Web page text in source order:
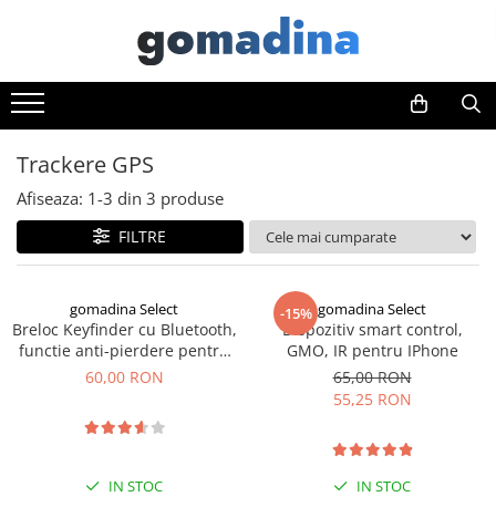
Toate Produsele
Gadgeturi smart
Portofele smart
Ingrijire personala
personala
Articole Sanatate & Wellness
Cosmetice & Produse ingrijire
Parfumuri cu feromoni
Produse albire si curatare dinti
Trackere GPS
Afiseaza: 1-3 din 3 produse
FILTRE
gomadina Select
Breloc Keyfinder cu Bluetooth,
functie anti-pierdere pentru
chei si obiecte
60,00 RON
IN STOC
-15% gomadina Select
Dispozitiv smart control,
GMO, IR pentru IPhone
65,00 RON
55,25 RON
IN STOC